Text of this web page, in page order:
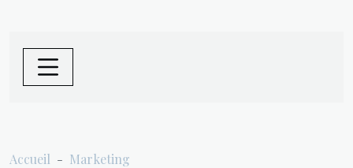
Accueil
Marketing